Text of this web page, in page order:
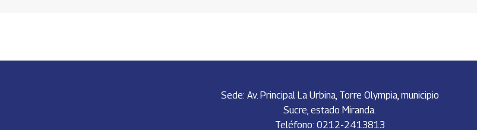
Sede: Av. Principal La Urbina, Torre Olympia, municipio
Sucre, estado Miranda.
Teléfono: 0212-2413813